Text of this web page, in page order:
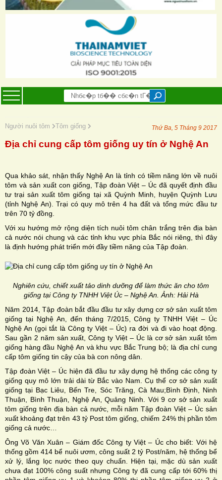
Người nuôi tôm Tôm giống Thứ Ba, 5 Tháng 9 2017
Địa chỉ cung cấp tôm giống uy tín ở Nghệ An
Qua khảo sát, nhận thấy Nghệ An là tỉnh có tiềm năng lớn về nuôi
tôm và sản xuất con giống, Tập đoàn Việt – Úc đã quyết định đầu
tư trại sản xuất tôm giống tại xã Quỳnh Minh, huyện Quỳnh Lưu
(tỉnh Nghệ An). Trại có quy mô trên 4 ha đất và tổng mức đầu tư
trên 70 tỷ đồng.
Với xu hướng mở rộng diện tích nuôi tôm chân trắng trên địa bàn
cả nước nói chung và các tỉnh khu vực phía Bắc nói riêng, thì đây
là định hướng phát triển mới đầy tiềm năng của Tập đoàn.
Nghiên cứu, chiết xuất tảo dinh dưỡng để làm thức ăn cho tôm
giống tại Công ty TNHH Việt Úc – Nghệ An. Ảnh: Hải Hà
Năm 2014, Tập đoàn bắt đầu đầu tư xây dựng cơ sở sản xuất tôm
giống tại Nghệ An, đến tháng 7/2015, Công ty TNHH Việt – Úc
Nghệ An (gọi tắt là Công ty Việt – Úc) ra đời và đi vào hoạt động.
Sau gần 2 năm sản xuất, Công ty Việt – Úc là cơ sở sản xuất tôm
giống hàng đầu Nghệ An và khu vực Bắc Trung bộ; là địa chỉ cung
cấp tôm giống tin cậy của bà con nông dân.
Tập đoàn Việt – Úc hiện đã đầu tư xây dựng hệ thống các công ty
giống quy mô lớn trải dài từ Bắc vào Nam. Cụ thể cơ sở sản xuất
giống tại Bạc Liêu, Bến Tre, Sóc Trăng, Cà Mau;Bình Định, Ninh
Thuận, Bình Thuận, Nghệ An, Quảng Ninh. Với 9 cơ sở sản xuất
tôm giống trên địa bàn cả nước, mỗi năm Tập đoàn Việt – Úc sản
xuất khoảng đạt trên 43 tỷ Post tôm giống, chiếm 24% thị phần tôm
giống cả nước…
Ông Võ Văn Xuân – Giám đốc Công ty Việt – Úc cho biết: Với hệ
thống gồm 414 bể nuôi ươm, công suất 2 tỷ Post/năm, hệ thống bể
xử lý, lắng lọc nước theo quy chuẩn. Hiện tại, mặc dù sản xuất
chưa đạt 100% công suất nhưng Công ty đã cung cấp tới 60% thị